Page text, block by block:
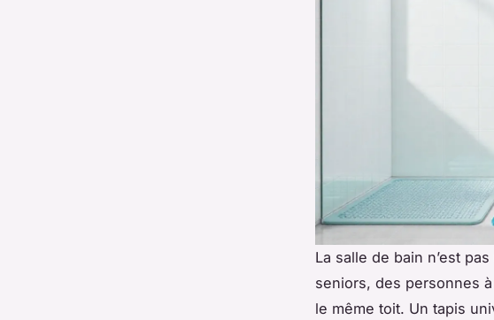
La salle de bain n’est
seniors, des personnes
le même toit. Un tapis